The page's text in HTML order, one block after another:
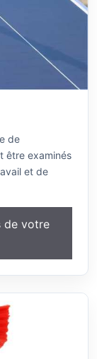
de
être examinés
et de
de votre